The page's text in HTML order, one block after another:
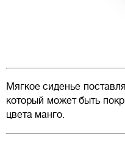
Мягкое сиденье
который может быть
цвета манго.